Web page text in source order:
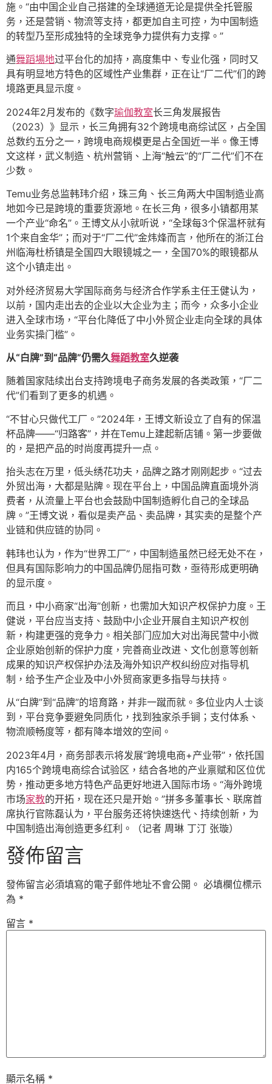
施。“由中国企业自己搭建的全球通道无论是提供全托管服
务，还是营销、物流等支持，都更加自主可控，为中国制造
的转型乃至形成独特的全球竞争力提供有力支撑。”
通舞蹈場地过平台化的加持，高度集中、专业化强，同时又
具有明显地方特色的区域性产业集群，正在让“厂二代”们的跨
境路更具显示度。
2024年2月发布的《数字瑜伽教室长三角发展报告
（2023）》显示，长三角拥有32个跨境电商综试区，占全国
总数约五分之一，跨境电商规模更是占全国近一半。像王博
文这样，武义制造、杭州营销、上海“触云”的“厂二代”们不在
少数。
Temu业务总监韩玮介绍，珠三角、长三角两大中国制造业高
地如今已是跨境的重要货源地。在长三角，很多小镇都用某
一个产业“命名”。王博文从小就听说，“全球每3个保温杯就有
1个来自金华”；而对于“厂二代”金炜烽而言，他所在的浙江台
州临海杜桥镇是全国四大眼镜城之一，全国70%的眼镜都从
这个小镇走出。
对外经济贸易大学国际商务与经济合作学系主任王健认为，
以前，国内走出去的企业以大企业为主；而今，众多小企业
进入全球市场，“平台化降低了中小外贸企业走向全球的具体
业务实操门槛”。
从“白牌”到“品牌”仍需久舞蹈教室久逆袭
随着国家陆续出台支持跨境电子商务发展的各类政策，“厂二
代”们看到了更多的机遇。
“不甘心只做代工厂。”2024年，王博文新设立了自有的保温
杯品牌——“归路客”，并在Temu上建起新店铺。第一步要做
的，是把产品的时尚度再提升一点。
抬头志在万里，低头绣花功夫，品牌之路才刚刚起步。“过去
外贸出海，大都是贴牌。现在平台上，中国品牌直面境外消
费者，从流量上平台也会鼓励中国制造孵化自己的全球品
牌。”王博文说，看似是卖产品、卖品牌，其实卖的是整个产
业链和供应链的协同。
韩玮也认为，作为“世界工厂”，中国制造虽然已经无处不在，
但具有国际影响力的中国品牌仍屈指可数，亟待形成更明确
的显示度。
而且，中小商家“出海”创新，也需加大知识产权保护力度。王
健说，平台应当支持、鼓励中小企业开展自主知识产权创
新，构建更强的竞争力。相关部门应加大对出海民营中小微
企业原始创新的保护力度，完善商业改进、文化创意等创新
成果的知识产权保护办法及海外知识产权纠纷应对指导机
制，给予生产企业及中小外贸商家更多指导与扶持。
从“白牌”到“品牌”的培育路，并非一蹴而就。多位业内人士谈
到，平台竞争要避免同质化，找到独家杀手锏；支付体系、
物流顺畅度等，都有降本增效的空间。
2023年4月，商务部表示将发展“跨境电商+产业带”，依托国
内165个跨境电商综合试验区，结合各地的产业禀赋和区位优
势，推动更多地方特色产品更好地进入国际市场。“海外跨境
市场家教的开拓，现在还只是开始。”拼多多董事长、联席首
席执行官陈磊认为，平台服务还将快速迭代、持续创新，为
中国制造出海创造更多红利。（记者 周琳 丁汀 张璇）
發佈留言
發佈留言必須填寫的電子郵件地址不會公開。 必填欄位標示
為 *
留言 *
顯示名稱 *